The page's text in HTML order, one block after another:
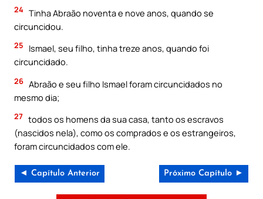
24 Tinha Abraão noventa e nove anos, quando se
circuncidou.
25
Ismael, seu filho, tinha treze anos, quando foi
circuncidado.
26 Abraão e seu filho Ismael foram circuncidados no
mesmo dia;
27 todos os homens da sua casa, tanto os escravos
(nascidos nela), como os comprados e os estrangeiros,
foram circuncidados com ele.
◄ Capítulo Anterior Próximo Capítulo ►